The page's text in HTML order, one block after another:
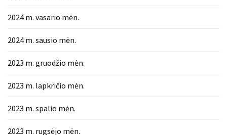
2024 m. vasario mėn.
2024 m. sausio mėn.
2023 m. gruodžio mėn.
2023 m. lapkričio mėn.
2023 m. spalio mėn.
2023 m. rugsėjo mėn.